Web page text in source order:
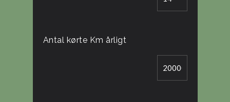
Antal kørte Km årligt